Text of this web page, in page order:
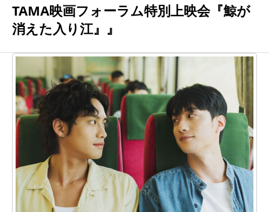
TAMA映画フォーラム特別上映会『鯨が
消えた入り江』』